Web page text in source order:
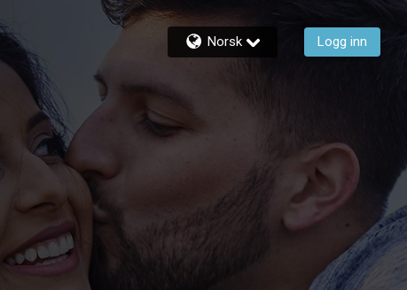
Norsk Logg inn